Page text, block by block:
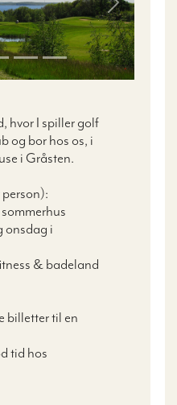
Next
hvor I spiller golf
og bor hos os, i
i Gråsten.
onsdag i
& badeland
billetter til en
tid hos